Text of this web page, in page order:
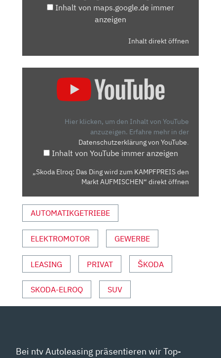
Inhalt von maps.google.de immer
anzeigen
Inhalt direkt öffnen
MARKT
AUFMISCHEN“
YOUTUBE
ANZEIGEN
Hier klicken, um den Inhalt von YouTube
anzuzeigen. Erfahre mehr in der
Datenschutzerklärung von YouTube.
Inhalt von YouTube immer anzeigen
„Skoda Elroq: Das Ding wird zum KAMPFPREIS den
Markt AUFMISCHEN“ direkt öffnen
AUTOMATIKGETRIEBE
ELEKTROMOTOR GEWERBE
LEASING PRIVAT ŠKODA
SKODA-ELROQ SUV
Bei ntv Autoleasing präsentieren wir Top-